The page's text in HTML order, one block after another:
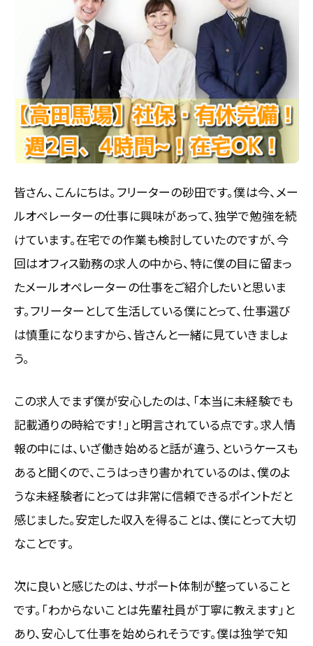
皆さん、こんにちは。フリーターの砂田です。僕は今、メー
ルオペレーターの仕事に興味があって、独学で勉強を続
けています。在宅での作業も検討していたのですが、今
回はオフィス勤務の求人の中から、特に僕の目に留まっ
たメールオペレーターの仕事をご紹介したいと思いま
す。フリーターとして生活している僕にとって、仕事選び
は慎重になりますから、皆さんと一緒に見ていきましょ
う。
この求人でまず僕が安心したのは、「本当に未経験でも
記載通りの時給です！」と明言されている点です。求人情
報の中には、いざ働き始めると話が違う、というケースも
あると聞くので、こうはっきり書かれているのは、僕のよ
うな未経験者にとっては非常に信頼できるポイントだと
感じました。安定した収入を得ることは、僕にとって大切
なことです。
次に良いと感じたのは、サポート体制が整っていること
です。「わからないことは先輩社員が丁寧に教えます」と
あり、安心して仕事を始められそうです。僕は独学で知